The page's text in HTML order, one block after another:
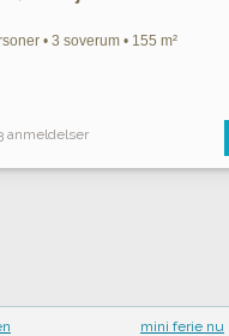
• 3 soverum • 155 m²
anmeldelser
mini ferie nu